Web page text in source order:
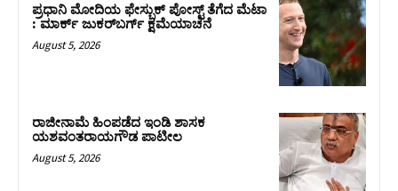
ಪ್ರಧಾನಿ ಮೋದಿಯ ಫೇಸ್ಬುಕ್‌ ಪೋಸ್ಟ್‌ ತೆಗೆದ ಮೆಟಾ
: ಮಾರ್ಕ್ ಜುಕರ್‌ಬರ್ಗ್ ಕ್ಷಮೆಯಾಚನೆ
August 5, 2026
ರಾಜೀನಾಮೆ ಹಿಂಪಡೆದ ಇಂಡಿ ಶಾಸಕ
ಯಶವಂತರಾಯಗೌಡ ಪಾಟೀಲ
August 5, 2026